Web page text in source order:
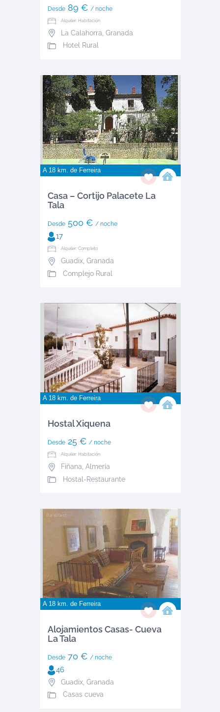
Desde89 € / noche
Alquiler: Habitación
La Calahorra Granada
Hotel Rural
A 18 km. de Ferreira
Casa – Cortijo Palacete La
Tala
Desde500 € / noche
17
Alquiler: Completo
Guadix, Granada
Complejo Rural
A 18 km. de Ferreira
Hostal Xiquena
Desde25 € / noche
Alquiler: Habitación
Fiñana, Almería
Hostal-Restaurante
A 18 km. de Ferreira
Alojamientos Casas- Cueva
La Tala
Desde70 € / noche
46
Guadix, Granada
Casas cueva